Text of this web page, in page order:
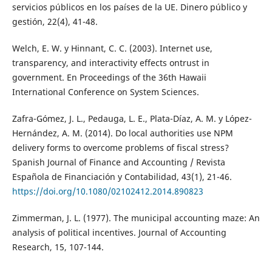
servicios públicos en los países de la UE. Dinero público y
gestión, 22(4), 41-48.
Welch, E. W. y Hinnant, C. C. (2003). Internet use,
transparency, and interactivity effects ontrust in
government. En Proceedings of the 36th Hawaii
International Conference on System Sciences.
Zafra-Gómez, J. L., Pedauga, L. E., Plata-Díaz, A. M. y López-
Hernández, A. M. (2014). Do local authorities use NPM
delivery forms to overcome problems of fiscal stress?
Spanish Journal of Finance and Accounting / Revista
Española de Financiación y Contabilidad, 43(1), 21-46.
https://doi.org/10.1080/02102412.2014.890823
Zimmerman, J. L. (1977). The municipal accounting maze: An
analysis of political incentives. Journal of Accounting
Research, 15, 107-144.